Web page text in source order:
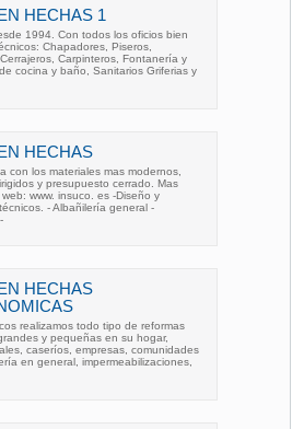
HECHAS 1
1994. Con todos los oficios bien
Chapadores, Piseros,
Carpinteros, Fontanería y
cocina y baño, Sanitarios Griferias y
HECHAS
con los materiales mas modernos,
y presupuesto cerrado. Mas
www. insuco. es -Diseño y
- Albañilería general -
HECHAS
realizamos todo tipo de reformas
y pequeñas en su hogar,
caseríos, empresas, comunidades
en general, impermeabilizaciones,